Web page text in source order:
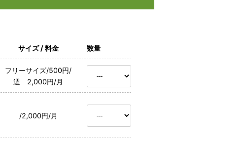
サイズ / 料金 数量
フリーサイズ/500円/
週 2,000円/月
/2,000円/月